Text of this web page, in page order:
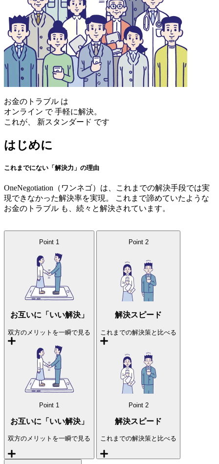
お金のトラブル は
オンライン で手軽に解決。
これが、 新スタンダード です
はじめに
これまでにない「解決力」の理由
OneNegotiation（ワンネゴ）は、これまでの解決手段では実
現できなかった解決率を実現。
これまで諦めていたような
お金のトラブル も、続々と解決されています。
Point 1
お互いに「いい解決」
双方のメリットを一瞬で見る
Point 1
お互いに「いい解決」
双方のメリットを一瞬で見る
Point 2
解決スピード
これまでの解決策と比べる
Point 2
解決スピード
これまでの解決策と比べる